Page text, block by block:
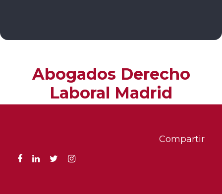
Abogados Derecho
Laboral Madrid
con amplia
experiencia en
Compartir